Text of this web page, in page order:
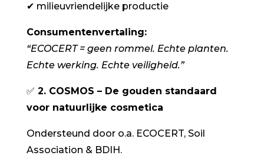
✔ milieuvriendelijke productie
Consumentenvertaling:
“ECOCERT = geen rommel. Echte planten.
Echte werking. Echte veiligheid.”
✅ 2. COSMOS – De gouden standaard
voor natuurlijke cosmetica
Ondersteund door o.a. ECOCERT, Soil
Association & BDIH.